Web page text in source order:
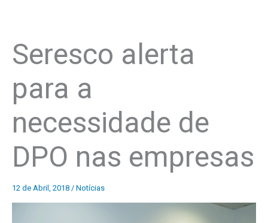
Seresco alerta
para a
necessidade de
DPO nas empresas
12 de Abril, 2018 / Notícias